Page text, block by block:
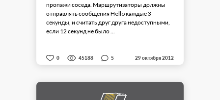
пропажи соседа. Маршрутизаторы должны
отправлять сообщения Hello каждые 3
секунды, и считать друг друга недоступными,
если 12 секунд не было ...
0 45188 5 29 октября 2012